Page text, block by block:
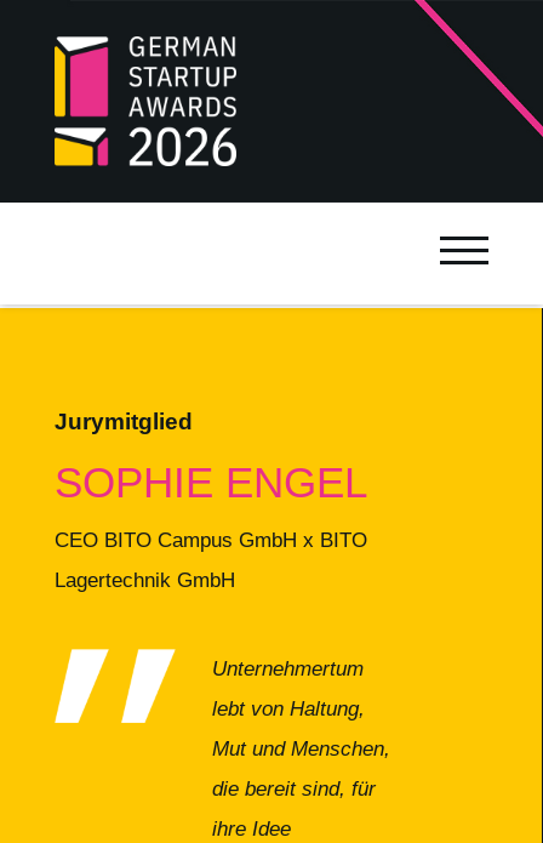
Jurymitglied
SOPHIE ENGEL
CEO BITO Campus GmbH x BITO
Lagertechnik GmbH
Unternehmertum
lebt von Haltung,
Mut und Menschen,
die bereit sind, für
ihre Idee